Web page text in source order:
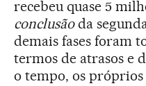
recebeu quase 5
conclusãoda
demais fases foram
termos de atrasos e
o tempo, os